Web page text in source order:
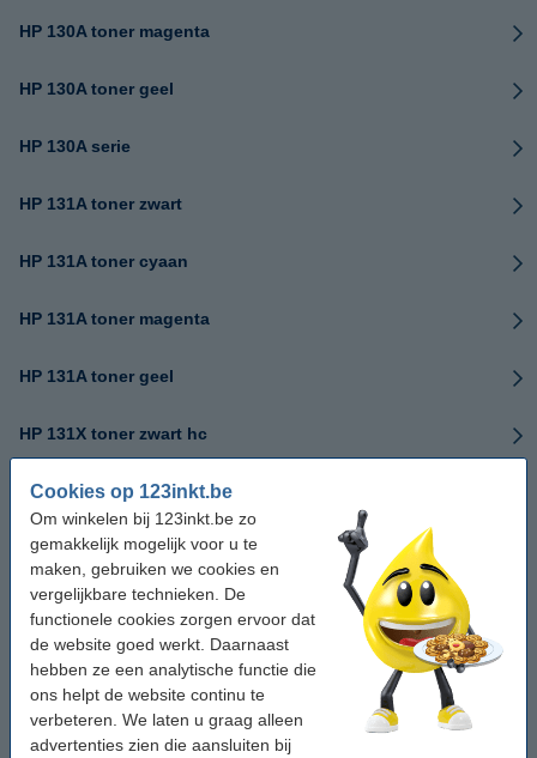
Cookies op 123inkt.be
Om winkelen bij 123inkt.be zo
gemakkelijk mogelijk voor u te
maken, gebruiken we cookies en
vergelijkbare technieken. De
functionele cookies zorgen ervoor dat
de website goed werkt. Daarnaast
hebben ze een analytische functie die
ons helpt de website continu te
verbeteren. We laten u graag alleen
advertenties zien die aansluiten bij
HP 130A toner magenta
HP 130A toner geel
HP 130A serie
HP 131A toner zwart
HP 131A toner cyaan
HP 131A toner magenta
HP 131A toner geel
HP 131X toner zwart hc
HP 131A/X serie
HP 135A toner zwart
HP 135X toner zwart hc
HP 136A toner zwart
HP 136X toner zwart